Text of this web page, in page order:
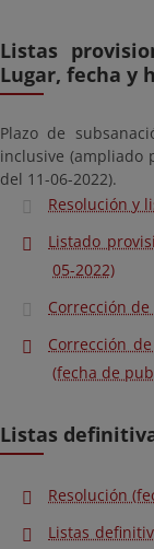
Listas
Lugar, fecha y
Plazo de
inclusive (ampliado
del 11-06-2022).
Resolución y
Listado
05-2022)
Corrección
Corrección
(fecha de
Listas
Resolución
Listas